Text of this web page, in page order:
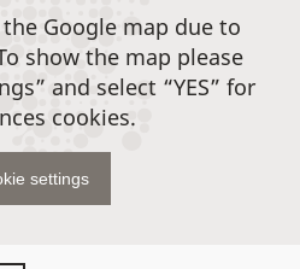
Google map due to
show the map please
and select “YES” for
cookies.
settings